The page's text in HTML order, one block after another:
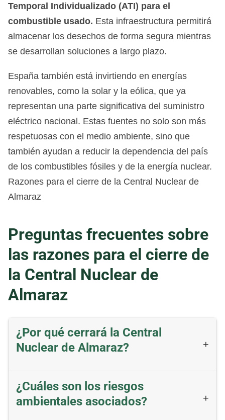
Temporal Individualizado (ATI) para el
combustible usado. Esta infraestructura permitirá
almacenar los desechos de forma segura mientras
se desarrollan soluciones a largo plazo.
España también está invirtiendo en energías
renovables, como la solar y la eólica, que ya
representan una parte significativa del suministro
eléctrico nacional. Estas fuentes no solo son más
respetuosas con el medio ambiente, sino que
también ayudan a reducir la dependencia del país
de los combustibles fósiles y de la energía nuclear.
Razones para el cierre de la Central Nuclear de
Almaraz
Preguntas frecuentes sobre
las razones para el cierre de
la Central Nuclear de
Almaraz
¿Por qué cerrará la Central
Nuclear de Almaraz?
¿Cuáles son los riesgos
ambientales asociados?